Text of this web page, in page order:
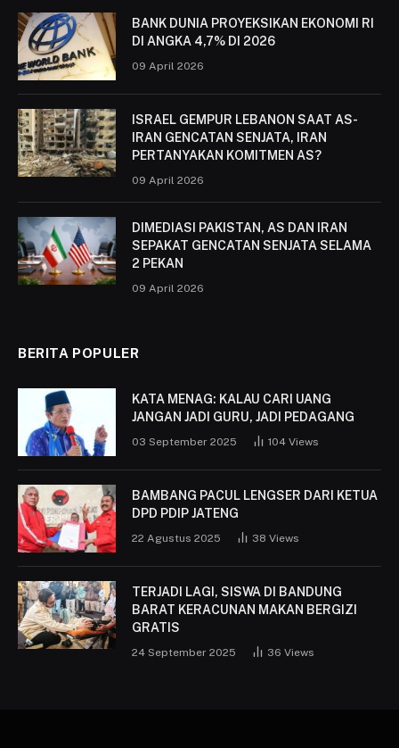
BANK DUNIA PROYEKSIKAN EKONOMI RI
DI ANGKA 4,7% DI 2026
09 April 2026
ISRAEL GEMPUR LEBANON SAAT AS-
IRAN GENCATAN SENJATA, IRAN
PERTANYAKAN KOMITMEN AS?
09 April 2026
DIMEDIASI PAKISTAN, AS DAN IRAN
SEPAKAT GENCATAN SENJATA SELAMA
2 PEKAN
09 April 2026
BERITA POPULER
KATA MENAG: KALAU CARI UANG
JANGAN JADI GURU, JADI PEDAGANG
03 September 2025 104 Views
BAMBANG PACUL LENGSER DARI KETUA
DPD PDIP JATENG
22 Agustus 2025 38 Views
TERJADI LAGI, SISWA DI BANDUNG
BARAT KERACUNAN MAKAN BERGIZI
GRATIS
24 September 2025 36 Views